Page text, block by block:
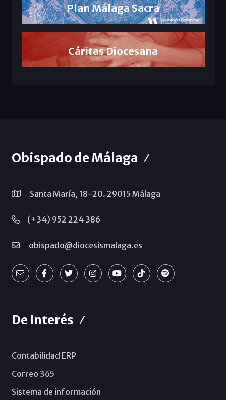
Plan Málaga Sacra
Cáritas Diocesana
Obispado de Málaga
Santa María, 18-20. 29015 Málaga
(+34) 952 224 386
obispado@diocesismalaga.es
De Interés
Contabilidad ERP
Correo 365
Sistema de información